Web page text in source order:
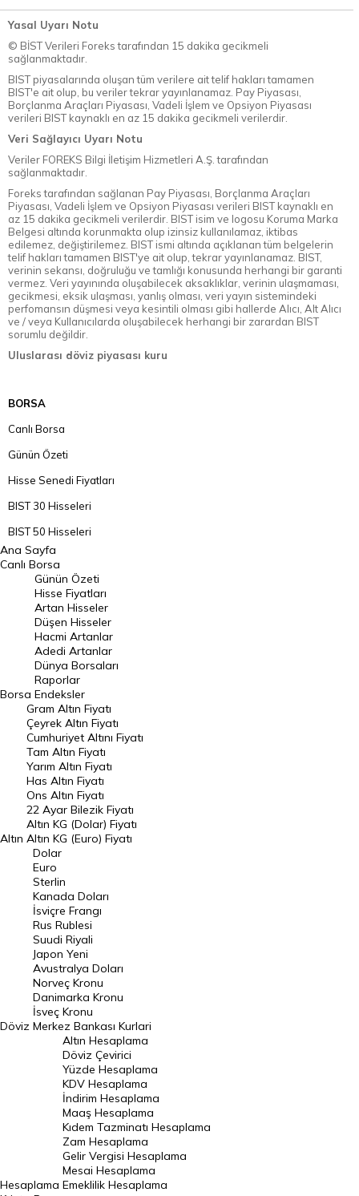
Yasal Uyarı Notu
© BİST Verileri Foreks tarafından 15 dakika gecikmeli
sağlanmaktadır.
BIST piyasalarında oluşan tüm verilere ait telif hakları tamamen
BIST'e ait olup, bu veriler tekrar yayınlanamaz. Pay Piyasası,
Borçlanma Araçları Piyasası, Vadeli İşlem ve Opsiyon Piyasası
verileri BIST kaynaklı en az 15 dakika gecikmeli verilerdir.
Veri Sağlayıcı Uyarı Notu
Veriler FOREKS Bilgi İletişim Hizmetleri A.Ş. tarafından
sağlanmaktadır.
Foreks tarafından sağlanan Pay Piyasası, Borçlanma Araçları
Piyasası, Vadeli İşlem ve Opsiyon Piyasası verileri BIST kaynaklı en
az 15 dakika gecikmeli verilerdir. BIST isim ve logosu Koruma Marka
Belgesi altında korunmakta olup izinsiz kullanılamaz, iktibas
edilemez, değiştirilemez. BIST ismi altında açıklanan tüm belgelerin
telif hakları tamamen BIST'ye ait olup, tekrar yayınlanamaz. BIST,
verinin sekansı, doğruluğu ve tamlığı konusunda herhangi bir garanti
vermez. Veri yayınında oluşabilecek aksaklıklar, verinin ulaşmaması,
gecikmesi, eksik ulaşması, yanlış olması, veri yayın sistemindeki
perfomansın düşmesi veya kesintili olması gibi hallerde Alıcı, Alt Alıcı
ve / veya Kullanıcılarda oluşabilecek herhangi bir zarardan BIST
sorumlu değildir.
Uluslarası döviz piyasası kuru
BORSA
Canlı Borsa
Günün Özeti
Hisse Senedi Fiyatları
BIST 30 Hisseleri
BIST 50 Hisseleri
BIST 100 Hisseleri
En Çok Artan Hisseler
En Çok Düşen Hisseler
Hacmi Artanlar
Geçmiş Kapanışlar
Dünya Borsaları
Raporlar
Endeksler
DÖVİZ
Döviz Kuru
Dolar Kuru
Euro Kuru
Pound Kuru
Frank Kuru
Riyal Kuru
Avustralya Doları
Danimarka Kronu Kuru
Kanada Doları Kuru
Norveç Kronu Kuru
İsveç Kronu Kuru
Japon Yeni Kuru
Serbest Piyasa Döviz Kurları
Merkez Bankası Döviz Kurları
Altın Fiyatları
Ana Sayfa
Canlı Borsa
Borsa
Günün Özeti
Hisse Fiyatları
Artan Hisseler
Düşen Hisseler
Hacmi Artanlar
Adedi Artanlar
Dünya Borsaları
Raporlar
Endeksler
Altın
Gram Altın Fiyatı
Çeyrek Altın Fiyatı
Cumhuriyet Altını Fiyatı
Tam Altın Fiyatı
Yarım Altın Fiyatı
Has Altın Fiyatı
Ons Altın Fiyatı
22 Ayar Bilezik Fiyatı
Altın KG (Dolar) Fiyatı
Altın KG (Euro) Fiyatı
Döviz
Dolar
Euro
Sterlin
Kanada Doları
İsviçre Frangı
Rus Rublesi
Suudi Riyali
Japon Yeni
Avustralya Doları
Norveç Kronu
Danimarka Kronu
İsveç Kronu
Merkez Bankası Kurlari
Hesaplama
Altın Hesaplama
Döviz Çevirici
Yüzde Hesaplama
KDV Hesaplama
İndirim Hesaplama
Maaş Hesaplama
Kıdem Tazminatı Hesaplama
Zam Hesaplama
Gelir Vergisi Hesaplama
Mesai Hesaplama
Emeklilik Hesaplama